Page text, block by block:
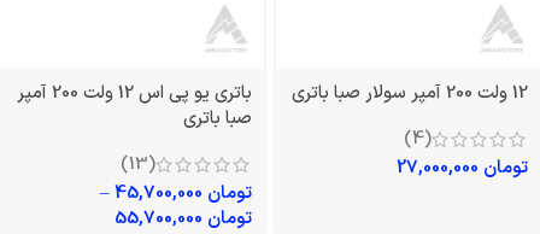
12 ولت 200 آمپر سولار صبا باتری
(4)
تومان
باتری یو پی اس 12 ولت 200 آمپر
صبا باتری
(13)
تومان
–
تومان